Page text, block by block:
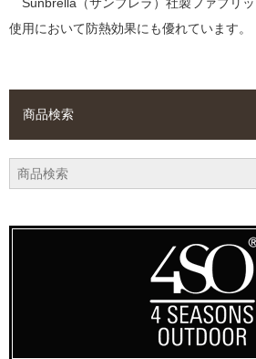
Sunbrella（サンブレラ）社製ファブリ
使用において防熱効果にも優れています。
商品検索